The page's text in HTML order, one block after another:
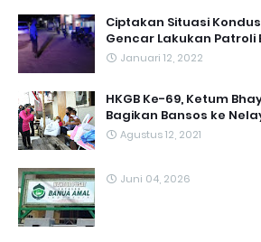
Ciptakan Situasi
Gencar Lakukan Patroli
Januari 12, 2022
HKGB Ke-69, Ketum
Bagikan Bansos ke
Agustus 12, 2021
Juni 04, 2026